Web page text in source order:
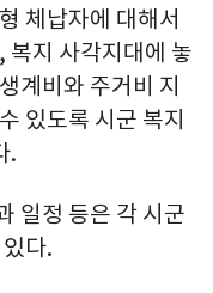
체납자에 대해서
복지 사각지대에 놓
계비와 주거비 지
있도록 시군 복지
.
일정 등은 각 시군
다.